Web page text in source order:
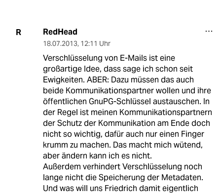
R RedHead
18.07.2013, 12:11 Uhr
Verschlüsselung von E-Mails ist eine
großartige Idee, dass sage ich schon seit
Ewigkeiten. ABER: Dazu müssen das auch
beide Kommunikationspartner wollen und ihre
öffentlichen GnuPG-Schlüssel austauschen. In
der Regel ist meinen Kommunikationspartnern
der Schutz der Kommunikation am Ende doch
nicht so wichtig, dafür auch nur einen Finger
krumm zu machen. Das macht mich wütend,
aber ändern kann ich es nicht.
Außerdem verhindert Verschlüsselung noch
lange nicht die Speicherung der Metadaten.
Und was will uns Friedrich damit eigentlich